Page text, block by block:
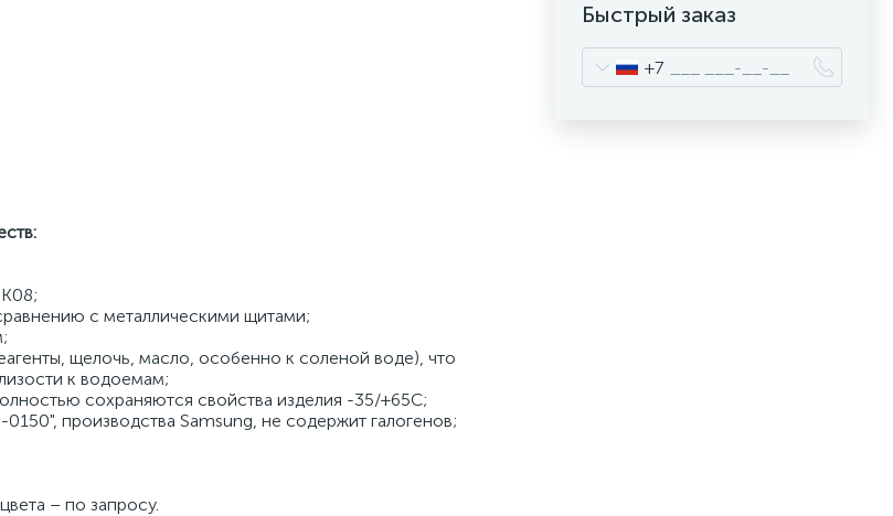
с металлическими щитами;
щелочь, масло, особенно к соленой воде), что
к водоемам;
сохраняются свойства изделия -35/+65С;
производства Samsung, не содержит галогенов;
– по запросу.
Быстрый заказ
+7